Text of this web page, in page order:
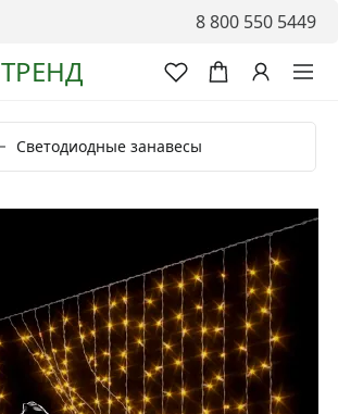
ТРЕНД
8 800 550 5449
Светодиодные занавесы